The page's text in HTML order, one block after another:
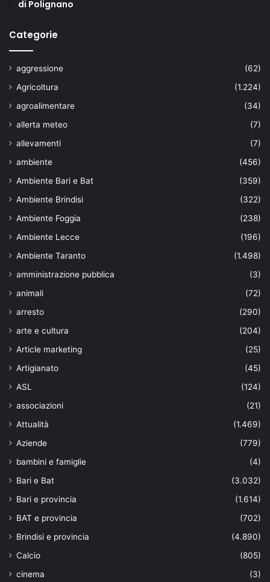
di Polignano
Categorie
aggressione
(62)
Agricoltura
(1.224)
agroalimentare
(34)
allerta meteo
(7)
allevamenti
(7)
ambiente
(456)
Ambiente Bari e Bat
(359)
Ambiente Brindisi
(322)
Ambiente Foggia
(238)
Ambiente Lecce
(196)
Ambiente Taranto
(1.498)
amministrazione pubblica
(3)
animali
(72)
arresto
(290)
arte e cultura
(204)
Article marketing
(25)
Artigianato
(45)
ASL
(124)
associazioni
(21)
Attualità
(1.469)
Aziende
(779)
bambini e famiglie
(4)
Bari e Bat
(3.032)
Bari e provincia
(1.614)
BAT e provincia
(702)
Brindisi e provincia
(4.890)
Calcio
(805)
cinema
(3)